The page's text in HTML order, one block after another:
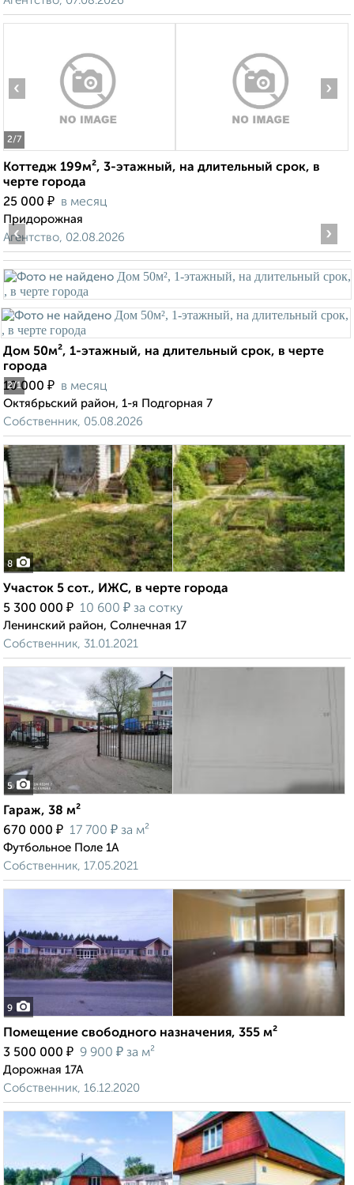
2/7
‹ ›
Коттедж 199м², 3-этажный, на длительный срок, в
черте города
25 000 ₽ в месяц
Придорожная
Агентство, 02.08.2026
2/1
‹ ›
Дом 50м², 1-этажный, на длительный срок, в черте
города
10 000 ₽ в месяц
Октябрьский район, 1-я Подгорная 7
Собственник, 05.08.2026
8
Участок 5 сот., ИЖС, в черте города
5 300 000 ₽ 10 600 ₽ за сотку
Ленинский район, Солнечная 17
Собственник, 31.01.2021
5
Гараж, 38 м²
670 000 ₽ 17 700 ₽ за м²
Футбольное Поле 1А
Собственник, 17.05.2021
9
Помещение свободного назначения, 355 м²
3 500 000 ₽ 9 900 ₽ за м²
Дорожная 17А
Собственник, 16.12.2020